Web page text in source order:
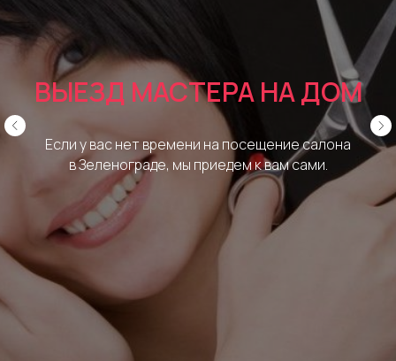
ВЫЕЗД МАСТЕРА НА ДОМ
Если у вас нет времени на посещение салона
в Зеленограде, мы приедем к вам сами.